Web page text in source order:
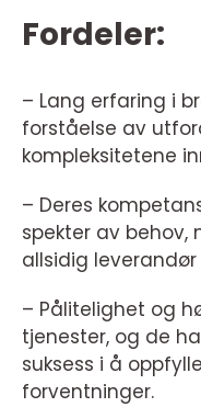
Fordeler:
– Lang erfaring i
forståelse av
kompleksitetene
– Deres
spekter av behov,
allsidig
– Pålitelighet og
tjenester, og de
suksess i å
forventninger.